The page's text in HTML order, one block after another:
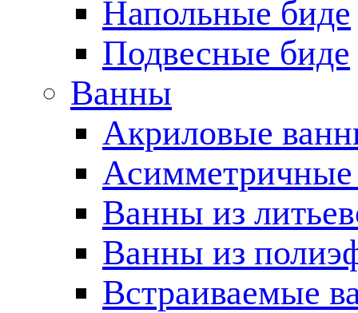
Напольные биде
Подвесные биде
Ванны
Акриловые
Ванны из
Ванны из
Встраиваемые